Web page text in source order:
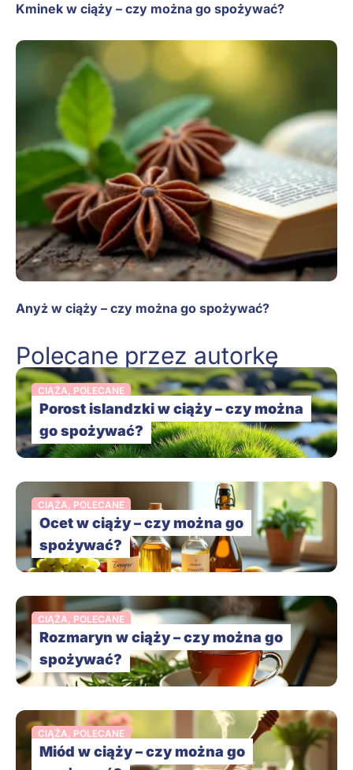
Kminek w ciąży – czy można go spożywać?
Anyż w ciąży – czy można go spożywać?
Polecane przez autorkę
CIĄŻA, POLECANE
Porost islandzki w ciąży – czy można
go spożywać?
CIĄŻA, POLECANE
Ocet w ciąży – czy można go
spożywać?
CIĄŻA, POLECANE
Rozmaryn w ciąży – czy można go
spożywać?
CIĄŻA, POLECANE
Miód w ciąży – czy można go